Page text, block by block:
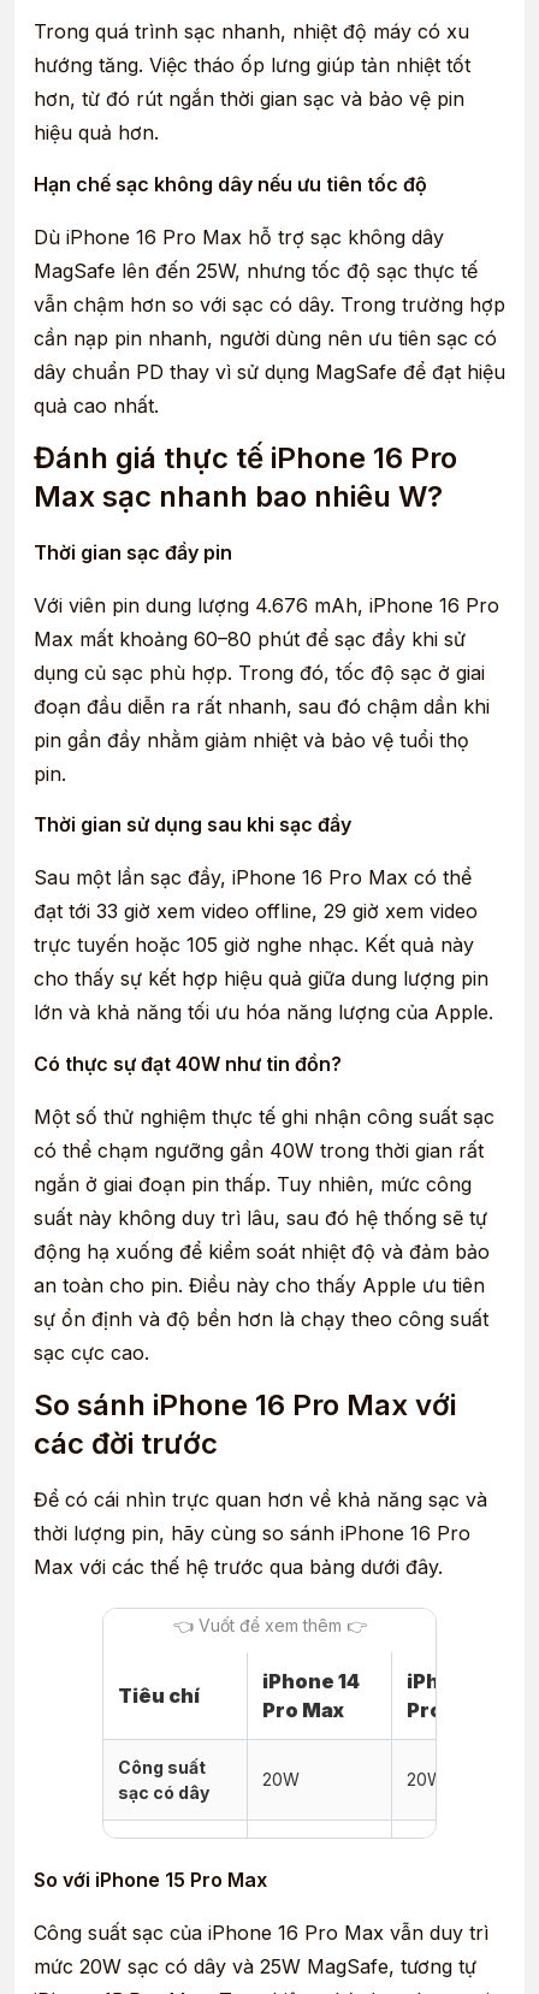
Trong quá trình sạc nhanh, nhiệt độ máy có xu
hướng tăng. Việc tháo ốp lưng giúp tản nhiệt tốt
hơn, từ đó rút ngắn thời gian sạc và bảo vệ pin
hiệu quả hơn.
Hạn chế sạc không dây nếu ưu tiên tốc độ
Dù iPhone 16 Pro Max hỗ trợ sạc không dây
MagSafe lên đến 25W, nhưng tốc độ sạc thực tế
vẫn chậm hơn so với sạc có dây. Trong trường hợp
cần nạp pin nhanh, người dùng nên ưu tiên sạc có
dây chuẩn PD thay vì sử dụng MagSafe để đạt hiệu
quả cao nhất.
Đánh giá thực tế iPhone 16 Pro
Max sạc nhanh bao nhiêu W?
Thời gian sạc đầy pin
Với viên pin dung lượng 4.676 mAh, iPhone 16 Pro
Max mất khoảng 60–80 phút để sạc đầy khi sử
dụng củ sạc phù hợp. Trong đó, tốc độ sạc ở giai
đoạn đầu diễn ra rất nhanh, sau đó chậm dần khi
pin gần đầy nhằm giảm nhiệt và bảo vệ tuổi thọ
pin.
Thời gian sử dụng sau khi sạc đầy
Sau một lần sạc đầy, iPhone 16 Pro Max có thể
đạt tới 33 giờ xem video offline, 29 giờ xem video
trực tuyến hoặc 105 giờ nghe nhạc. Kết quả này
cho thấy sự kết hợp hiệu quả giữa dung lượng pin
lớn và khả năng tối ưu hóa năng lượng của Apple.
Có thực sự đạt 40W như tin đồn?
Một số thử nghiệm thực tế ghi nhận công suất sạc
có thể chạm ngưỡng gần 40W trong thời gian rất
ngắn ở giai đoạn pin thấp. Tuy nhiên, mức công
suất này không duy trì lâu, sau đó hệ thống sẽ tự
động hạ xuống để kiểm soát nhiệt độ và đảm bảo
an toàn cho pin. Điều này cho thấy Apple ưu tiên
sự ổn định và độ bền hơn là chạy theo công suất
sạc cực cao.
So sánh iPhone 16 Pro Max với
các đời trước
Để có cái nhìn trực quan hơn về khả năng sạc và
thời lượng pin, hãy cùng so sánh iPhone 16 Pro
Max với các thế hệ trước qua bảng dưới đây.
Tiêu chí
iPhone 14
Pro Max
iPhone 15
Pro Max
Công suất
sạc có dây
20W 20W
dây MagSafe
Dung lượng
Thấp hơn
Lớn hơn
So với iPhone 15 Pro Max
Công suất sạc của iPhone 16 Pro Max vẫn duy trì
mức 20W sạc có dây và 25W MagSafe, tương tự